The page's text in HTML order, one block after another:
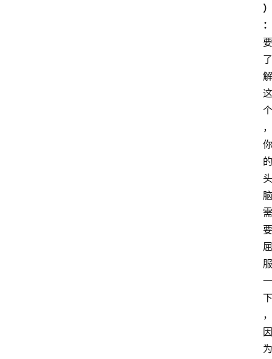
）
：
要
了
解
这
个
，
你
的
头
脑
需
要
屈
服
一
下
，
因
为